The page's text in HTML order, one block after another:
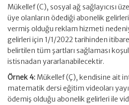
Mükellef (C), sosyal ağ sağlayıcısı
üye olanların ödediği abonelik
vermiş olduğu reklam hizmeti
gelirleri için 1/1/2022 tarihinden
belirtilen tüm şartları sağlaması
istisnadan yararlanabilecektir.
Örnek 4: Mükellef (Ç), kendisine ait
matematik dersi eğitim videoları
ödemiş olduğu abonelik gelirleri ile